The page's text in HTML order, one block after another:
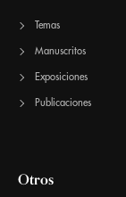
Temas
Manuscritos
Exposiciones
Publicaciones
Otros